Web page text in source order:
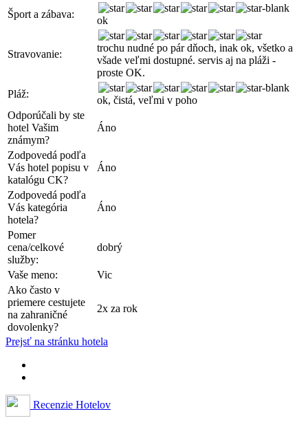
Šport a zábava:
ok
Stravovanie:
trochu nudné po pár dňoch, inak ok, všetko a
všade veľmi dostupné. servis aj na pláži -
proste OK.
Pláž:
ok, čistá, veľmi v poho
Odporúčali by ste
hotel Vašim
známym?
Áno
Zodpovedá podľa
Vás hotel popisu v
katalógu CK?
Áno
Zodpovedá podľa
Vás kategória
hotela?
Áno
Pomer
cena/celkové
služby:
dobrý
Vaše meno:
Vic
Ako často v
priemere cestujete
na zahraničné
dovolenky?
2x za rok
Prejsť na stránku hotela
Recenzie Hotelov